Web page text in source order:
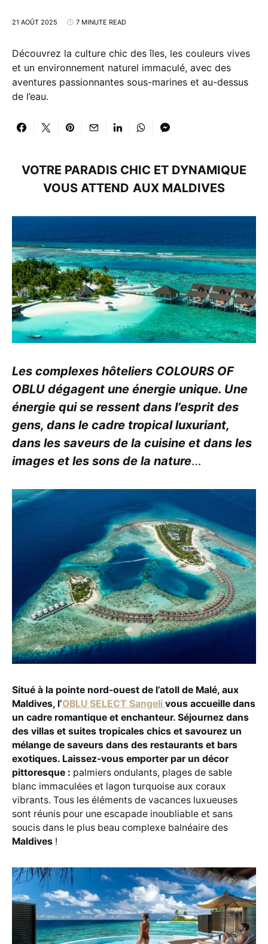
21 AOÛT 2025 7 MINUTE READ
Découvrez la culture chic des îles, les couleurs vives
et un environnement naturel immaculé, avec des
aventures passionnantes sous-marines et au-dessus
de l’eau.
VOTRE PARADIS CHIC ET DYNAMIQUE
VOUS ATTEND AUX MALDIVES
Les complexes hôteliers COLOURS OF
OBLU dégagent une énergie unique. Une
énergie qui se ressent dans l’esprit des
gens, dans le cadre tropical luxuriant,
dans les saveurs de la cuisine et dans les
images et les sons de la nature…
Situé à la pointe nord-ouest de l’atoll de Malé, aux
Maldives, l’OBLU SELECT Sangeli vous accueille dans
un cadre romantique et enchanteur. Séjournez dans
des villas et suites tropicales chics et savourez un
mélange de saveurs dans des restaurants et bars
exotiques. Laissez-vous emporter par un décor
pittoresque : palmiers ondulants, plages de sable
blanc immaculées et lagon turquoise aux coraux
vibrants. Tous les éléments de vacances luxueuses
sont réunis pour une escapade inoubliable et sans
soucis dans le plus beau complexe balnéaire des
Maldives !